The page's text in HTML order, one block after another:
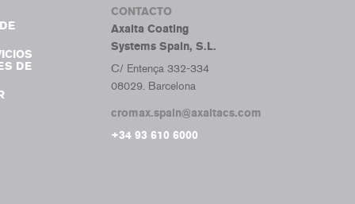
DE
CONTACTO
Axalta Coating
Systems Spain, S.L.
C/ Entença 332-334
08029. Barcelona
cromax.spain@axaltacs.com
+34 93 610 6000